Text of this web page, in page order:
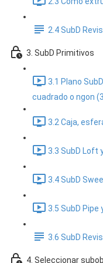
2.4 SubD
3. SubD Primitivos
3.1 Plano
cuadrado o ngon
3.2 Caja,
3.3 SubD Loft
3.4 SubD
3.5 SubD Pipe
3.6 SubD
4. Seleccionar